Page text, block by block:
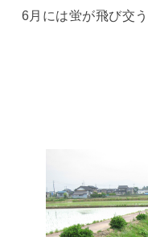
6月には蛍が飛び交